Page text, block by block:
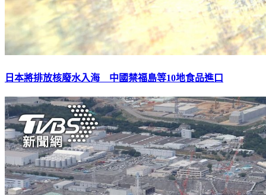
日本將排放核廢水入海 中國禁福島等10地食品進口